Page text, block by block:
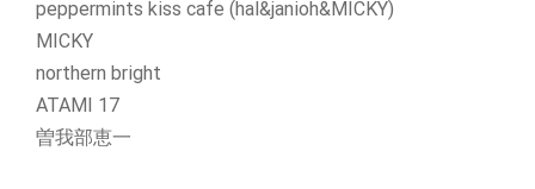
peppermints kiss cafe (hal&janioh&MICKY)
MICKY
northern bright
ATAMI 17
曽我部恵一